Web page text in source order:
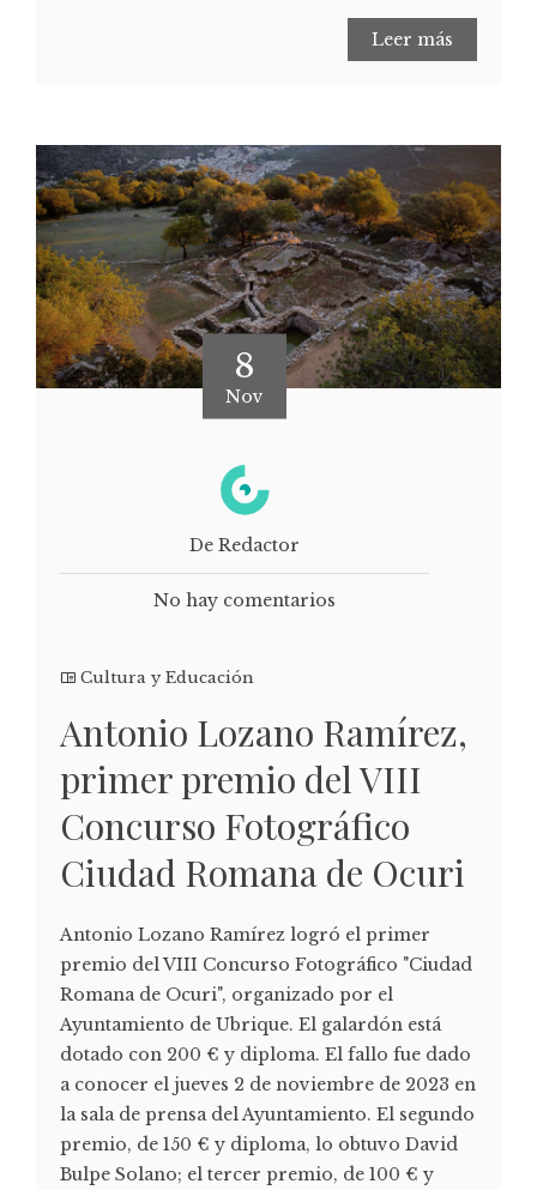
Leer más
8
Nov
De Redactor
No hay comentarios
Cultura y Educación
Antonio Lozano Ramírez,
primer premio del VIII
Concurso Fotográfico
Ciudad Romana de Ocuri
Antonio Lozano Ramírez logró el primer
premio del VIII Concurso Fotográfico "Ciudad
Romana de Ocuri", organizado por el
Ayuntamiento de Ubrique. El galardón está
dotado con 200 € y diploma. El fallo fue dado
a conocer el jueves 2 de noviembre de 2023 en
la sala de prensa del Ayuntamiento. El segundo
premio, de 150 € y diploma, lo obtuvo David
Bulpe Solano; el tercer premio, de 100 € y